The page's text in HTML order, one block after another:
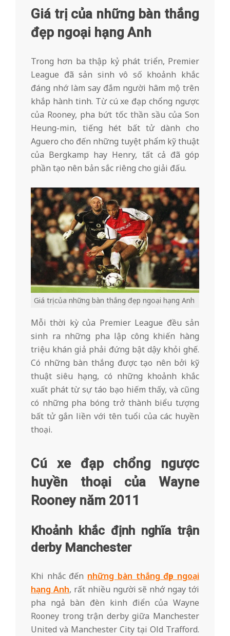
Giá trị của những bàn thắng
đẹp ngoại hạng Anh
Trong hơn ba thập kỷ phát triển, Premier
League đã sản sinh vô số khoảnh khắc
đáng nhớ làm say đắm người hâm mộ trên
khắp hành tinh. Từ cú xe đạp chổng ngược
của Rooney, pha bứt tốc thần sầu của Son
Heung-min, tiếng hét bất tử dành cho
Aguero cho đến những tuyệt phẩm kỹ thuật
của Bergkamp hay Henry, tất cả đã góp
phần tạo nên bản sắc riêng cho giải đấu.
Giá trị của những bàn thắng đẹp ngoại hạng Anh
Mỗi thời kỳ của Premier League đều sản
sinh ra những pha lập công khiến hàng
triệu khán giả phải đứng bật dậy khỏi ghế.
Có những bàn thắng được tạo nên bởi kỹ
thuật siêu hạng, có những khoảnh khắc
xuất phát từ sự táo bạo hiếm thấy, và cũng
có những pha bóng trở thành biểu tượng
bất tử gắn liền với tên tuổi của các huyền
thoại.
Cú xe đạp chổng ngược
huyền thoại của Wayne
Rooney năm 2011
Khoảnh khắc định nghĩa trận
derby Manchester
Khi nhắc đến những bàn thắng đẹp ngoại
hạng Anh, rất nhiều người sẽ nhớ ngay tới
pha ngả bàn đèn kinh điển của Wayne
Rooney trong trận derby giữa Manchester
United và Manchester City tại Old Trafford.